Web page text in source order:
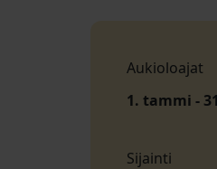
Aukioloajat
1. tammi -
Sijainti